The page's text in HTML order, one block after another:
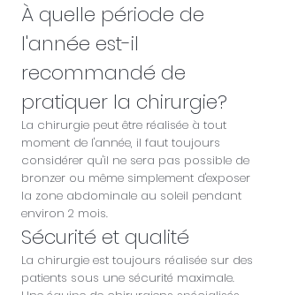
À quelle période de
l'année est-il
recommandé de
pratiquer la chirurgie?
La chirurgie peut être réalisée à tout
moment de l'année, il faut toujours
considérer qu'il ne sera pas possible de
bronzer ou même simplement d'exposer
la zone abdominale au soleil pendant
environ 2 mois.
Sécurité et qualité
La chirurgie est toujours réalisée sur des
patients sous une sécurité maximale.